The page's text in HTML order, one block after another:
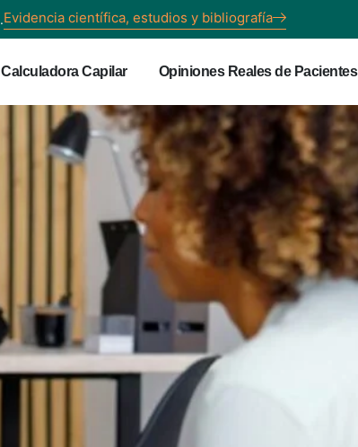
Evidencia científica, estudios y bibliografía
Calculadora Capilar Opiniones Reales de Pacientes